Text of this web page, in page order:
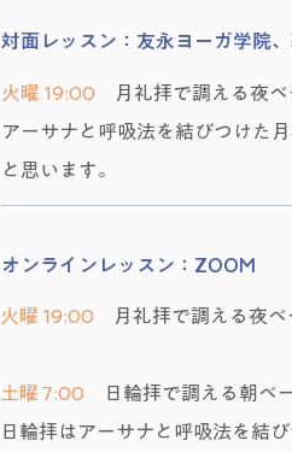
対面レッスン：​友永ヨーガ学院
火曜 19:00
月礼拝で調える夜ベ
アーサナと呼吸法を結びつけた
と思います。
オンラインレッスン：ZOOM
火曜 19:00 月礼拝で調える夜ベ
土曜 7:00
日輪拝で調える朝ベ
日輪拝はアーサナと呼吸法を結